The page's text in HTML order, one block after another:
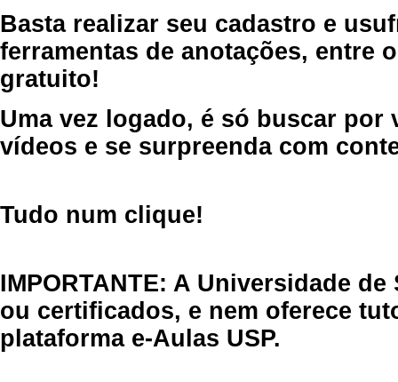
Basta realizar seu cadastro e
ferramentas de anotações, entre
gratuito!
Uma vez logado, é só buscar por
vídeos e se surpreenda com
Tudo num clique!
IMPORTANTE: A Universidade
ou certificados, e nem oferece
plataforma e-Aulas USP.